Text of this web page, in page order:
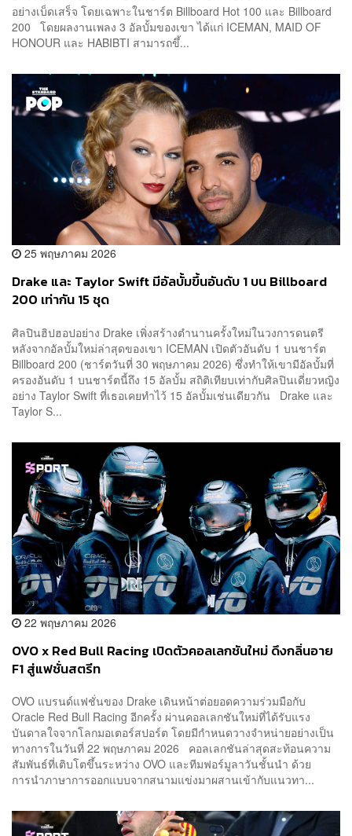
อย่างเบ็ดเสร็จ โดยเฉพาะในชาร์ต Billboard Hot 100 และ Billboard
200 โดยผลงานเพลง 3 อัลบั้มของเขา ได้แก่ ICEMAN, MAID OF
HONOUR และ HABIBTI สามารถขึ้...
25 พฤษภาคม 2026
Drake และ Taylor Swift มีอัลบั้มขึ้นอันดับ 1 บน Billboard
200 เท่ากัน 15 ชุด
ศิลปินฮิปฮอปอย่าง Drake เพิ่งสร้างตำนานครั้งใหม่ในวงการดนตรี
หลังจากอัลบั้มใหม่ล่าสุดของเขา ICEMAN เปิดตัวอันดับ 1 บนชาร์ต
Billboard 200 (ชาร์ตวันที่ 30 พฤษภาคม 2026) ซึ่งทำให้เขามีอัลบั้มที่
ครองอันดับ 1 บนชาร์ตนี้ถึง 15 อัลบั้ม สถิติเทียบเท่ากับศิลปินเดี่ยวหญิง
อย่าง Taylor Swift ที่เธอเคยทำไว้ 15 อัลบั้มเช่นเดียวกัน Drake และ
Taylor S...
22 พฤษภาคม 2026
OVO x Red Bull Racing เปิดตัวคอลเลกชันใหม่ ดึงกลิ่นอาย
F1 สู่แฟชั่นสตรีท
OVO แบรนด์แฟชั่นของ Drake เดินหน้าต่อยอดความร่วมมือกับ
Oracle Red Bull Racing อีกครั้ง ผ่านคอลเลกชันใหม่ที่ได้รับแรง
บันดาลใจจากโลกมอเตอร์สปอร์ต โดยมีกำหนดวางจำหน่ายอย่างเป็น
ทางการในวันที่ 22 พฤษภาคม 2026 คอลเลกชันล่าสุดสะท้อนความ
สัมพันธ์ที่เติบโตขึ้นระหว่าง OVO และทีมฟอร์มูลาวันชั้นนำ ด้วย
การนำภาษาการออกแบบจากสนามแข่งมาผสานเข้ากับแนวทา...